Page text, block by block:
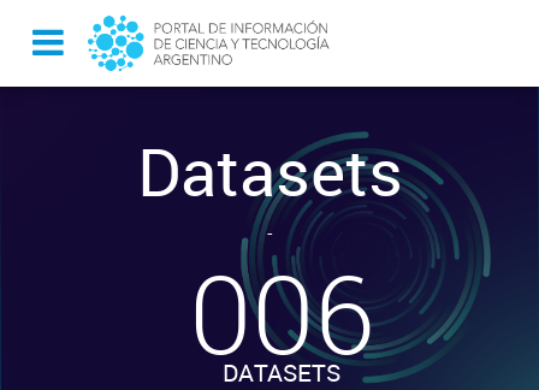
Datasets
-
006
DATASETS